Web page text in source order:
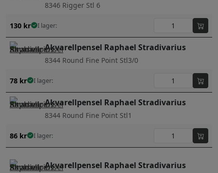
8346 Rigger Stl 6
130 kr I lager:
Akvarellpensel Raphael Stradivarius
8344 Round Fine Point Stl3/0
78 kr I lager:
Akvarellpensel Raphael Stradivarius
8344 Round Fine Point Stl1
86 kr I lager:
Akvarellpensel Raphael Stradivarius